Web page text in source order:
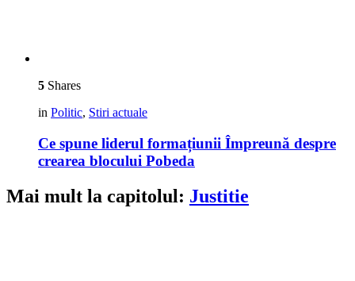
5 Shares
in Politic, Stiri actuale
Ce spune liderul formațiunii Împreună despre
crearea blocului Pobeda
Mai mult la capitolul: Justitie